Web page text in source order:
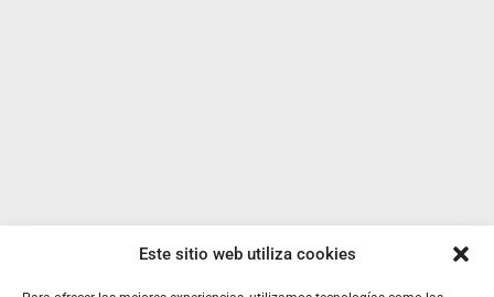
Este sitio web utiliza cookies